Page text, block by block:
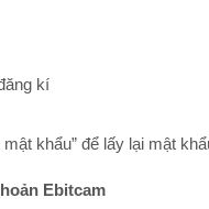
kí
khẩu” để lấy lại mật